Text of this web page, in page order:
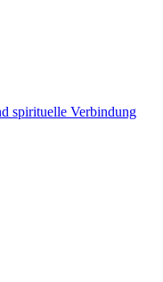
spirituelle Verbindung